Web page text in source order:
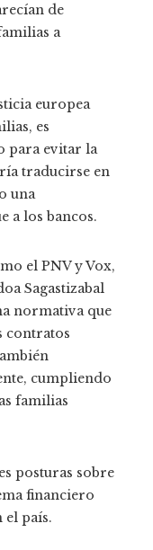
de
a
europea
es
para evitar la
traducirse en
una
a los bancos.
el PNV y Vox,
Sagastizabal
normativa que
contratos
cumpliendo
familias
posturas sobre
financiero
el país.